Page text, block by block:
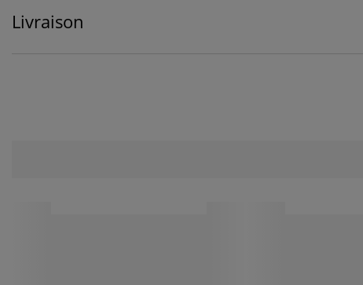
Livraison